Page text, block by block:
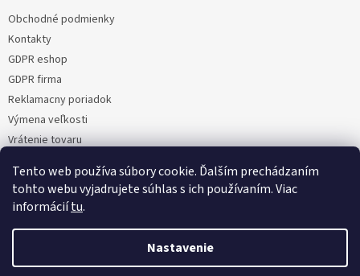
Tento web používa súbory cookie. Ďalším prechádzaním
tohto webu vyjadrujete súhlas s ich používaním. Viac
informáciítu.
Nastavenie
Obchodné podmienky
Kontakty
GDPR eshop
GDPR firma
Reklamacny poriadok
Výmena veľkosti
Vrátenie tovaru
Moja objednávka
Vytvoril Shoptet